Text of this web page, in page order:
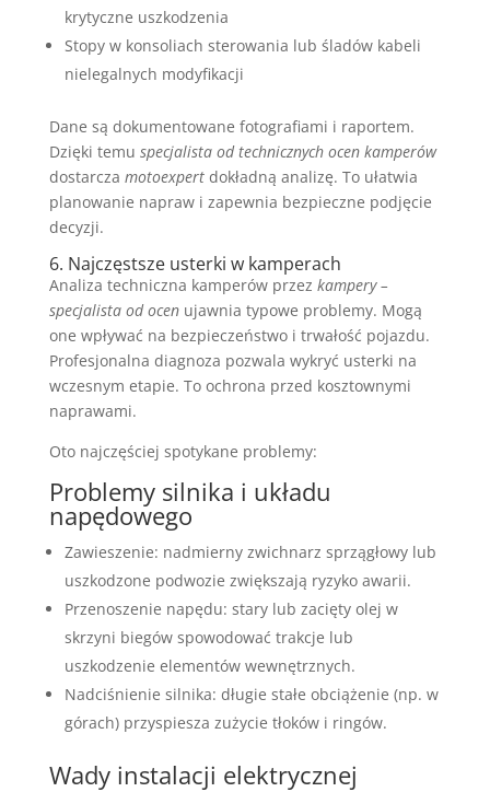
krytyczne uszkodzenia
Stopy w konsoliach sterowania lub śladów kabeli
nielegalnych modyfikacji
Dane są dokumentowane fotografiami i raportem.
Dzięki temu specjalista od technicznych ocen kamperów
dostarcza motoexpertdokładną analizę. To ułatwia
planowanie napraw i zapewnia bezpieczne podjęcie
decyzji.
6. Najczęstsze usterki w kamperach
Analiza techniczna kamperów przez kampery –
specjalista od ocenujawnia typowe problemy. Mogą
one wpływać na bezpieczeństwo i trwałość pojazdu.
Profesjonalna diagnoza pozwala wykryć usterki na
wczesnym etapie. To ochrona przed kosztownymi
naprawami.
Oto najczęściej spotykane problemy:
Problemy silnika i układu
napędowego
Zawieszenie: nadmierny zwichnarz sprzągłowy lub
uszkodzone podwozie zwiększają ryzyko awarii.
Przenoszenie napędu: stary lub zacięty olej w
skrzyni biegów spowodować trakcje lub
uszkodzenie elementów wewnętrznych.
Nadciśnienie silnika: długie stałe obciążenie (np. w
górach) przyspiesza zużycie tłoków i ringów.
Wady instalacji elektrycznej